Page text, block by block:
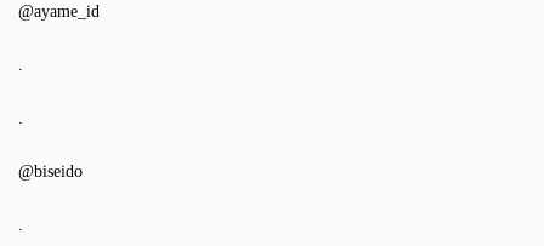
@ayame_id
@biseido